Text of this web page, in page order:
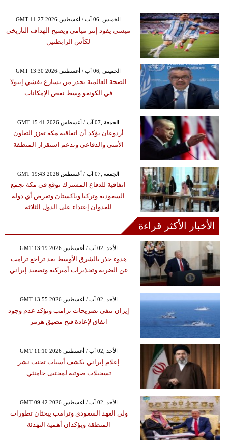
GMT 11:27 2026 الخميس ,06 آب / أغسطس
ميسي يقود إنتر ميامي ويصبح الهداف التاريخي
لكأس الرابطتين
GMT 13:30 2026 الخميس ,06 آب / أغسطس
الصحة العالمية تحذر من تسارع تفشي إيبولا
في الكونغو وسط نقص الإمكانات
GMT 15:41 2026 الجمعة ,07 آب / أغسطس
أردوغان يؤكد أن اتفاقية مكة تعزز التعاون
الأمني والدفاعي وتدعم استقرار المنطقة
GMT 19:43 2026 الجمعة ,07 آب / أغسطس
اتفاقية للدفاع المشترك توقَع في مكة تجمع
السعودية وتركيا وباكستان وتعرض أي دولة
للعدوان إعتداء على الدول الثلاثة
الأخبار الأكثر قراءة
GMT 13:19 2026 الأحد ,02 آب / أغسطس
هدوء حذر بالشرق الأوسط بعد تراجع ترامب
عن الضربة وتحذيرات أميركية وتصعيد إيراني
GMT 13:55 2026 الأحد ,02 آب / أغسطس
إيران تنفي تصريحات ترامب وتؤكد عدم وجود
اتفاق لإعادة فتح مضيق هرمز
GMT 11:10 2026 الأحد ,02 آب / أغسطس
إعلام إيراني يكشف أسباب تجنب نشر
تسجيلات صوتية لمجتبى خامنئي
GMT 09:42 2026 الأحد ,02 آب / أغسطس
ولي العهد السعودي وترامب يبحثان تطورات
المنطقة ويؤكدان أهمية التهدئة